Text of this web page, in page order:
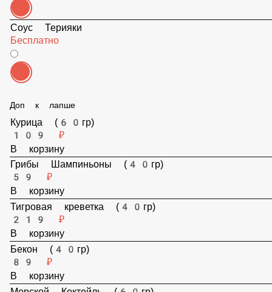
Соус Терияки
Бесплатно
Доп к лапше
Курица (60гр)
109 ₽
В корзину
Грибы Шампиньоны (40гр)
59 ₽
В корзину
Тигровая креветка (40гр)
219 ₽
В корзину